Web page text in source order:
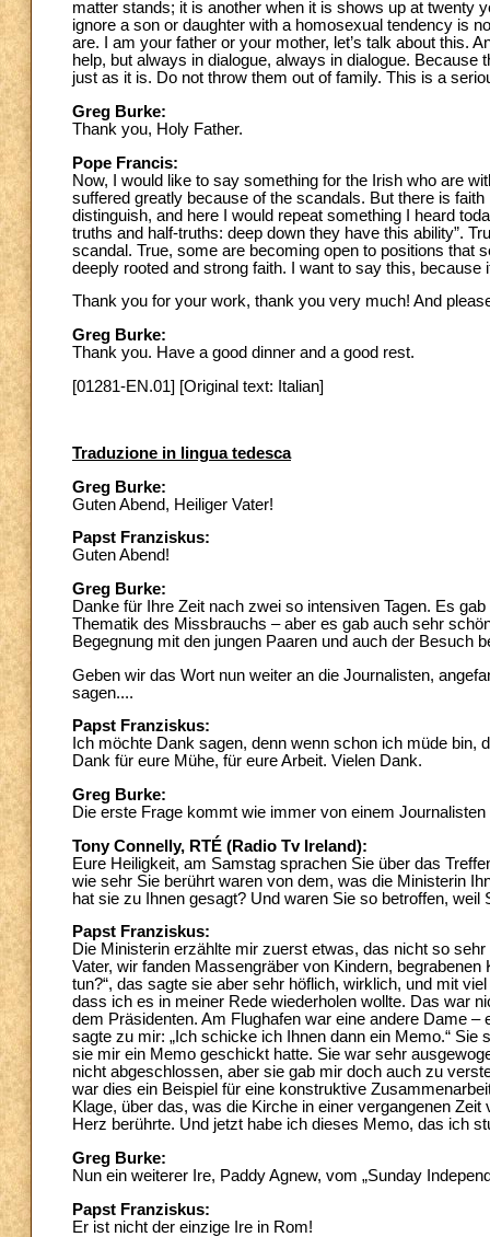
matter stands; it is another when it is shows up at twenty
ignore a son or daughter with a homosexual tendency is
are. I am your father or your mother, let’s talk about this.
help, but always in dialogue, always in dialogue.
just as it is. Do not throw them out of family. This is a
Greg Burke:
Thank you, Holy Father.
Pope Francis:
Now, I would like to say something for the Irish who are
suffered greatly because of the scandals. But there is
distinguish, and here I would repeat something I heard
truths and half-truths: deep down they have this ability”.
scandal. True, some are becoming open to positions that
deeply rooted and strong faith. I want to say this,
Thank you for your work, thank you very much! And
Greg Burke:
Thank you. Have a good dinner and a good rest.
[01281-EN.01] [Original text: Italian]
Traduzione in lingua tedesca
Greg Burke:
Guten Abend, Heiliger Vater!
Papst Franziskus:
Guten Abend!
Greg Burke:
Danke für Ihre Zeit nach zwei so intensiven Tagen. Es
Thematik des Missbrauchs – aber es gab auch sehr
Begegnung mit den jungen Paaren und auch der Besuch
Geben wir das Wort nun weiter an die Journalisten,
sagen....
Papst Franziskus:
Ich möchte Dank sagen, denn wenn schon ich müde bin,
Dank für eure Mühe, für eure Arbeit. Vielen Dank.
Greg Burke:
Die erste Frage kommt wie immer von einem
Tony Connelly, RTÉ (Radio Tv Ireland):
Eure Heiligkeit, am Samstag sprachen Sie über das
wie sehr Sie berührt waren von dem, was die Ministerin
hat sie zu Ihnen gesagt? Und waren Sie so betroffen,
Papst Franziskus:
Die Ministerin erzählte mir zuerst etwas, das nicht so
Vater, wir fanden Massengräber von Kindern,
tun?“, das sagte sie aber sehr höflich, wirklich, und mit
dass ich es in meiner Rede wiederholen wollte. Das war
dem Präsidenten. Am Flughafen war eine andere Dame
sagte zu mir: „Ich schicke ich Ihnen dann ein Memo.“
sie mir ein Memo geschickt hatte. Sie war sehr
nicht abgeschlossen, aber sie gab mir doch auch zu
war dies ein Beispiel für eine konstruktive
Klage, über das, was die Kirche in einer vergangenen
Herz berührte. Und jetzt habe ich dieses Memo, das ich
Greg Burke:
Nun ein weiterer Ire, Paddy Agnew, vom „Sunday
Papst Franziskus:
Er ist nicht der einzige Ire in Rom!